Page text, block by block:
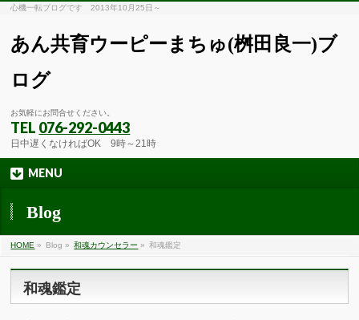
心機一転ブログです 2013年10月25日～
あん共育ウーピーまちゅ(桝田良一)ブ
ログ
お気軽にお問合せください。
TEL 076-292-0443
日中遅くなければOK 9時～21時
MENU
Blog
HOME » Blog » 和魂カウンセラー » 和魂鑑定
和魂鑑定